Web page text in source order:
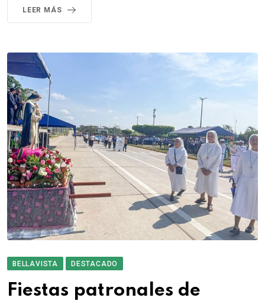
LEER MÁS
BELLAVISTA DESTACADO
Fiestas patronales de